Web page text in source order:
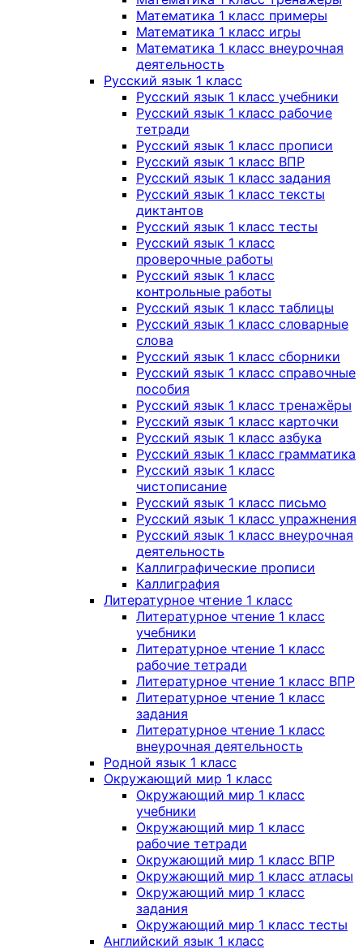
Математика 1 класс примеры
Математика 1 класс игры
Математика 1 класс внеурочная
деятельность
Русский язык 1 класс
Русский язык 1 класс учебники
Русский язык 1 класс рабочие
тетради
Русский язык 1 класс прописи
Русский язык 1 класс ВПР
Русский язык 1 класс задания
Русский язык 1 класс тексты
диктантов
Русский язык 1 класс тесты
Русский язык 1 класс
проверочные работы
Русский язык 1 класс
контрольные работы
Русский язык 1 класс таблицы
Русский язык 1 класс словарные
слова
Русский язык 1 класс сборники
Русский язык 1 класс справочные
пособия
Русский язык 1 класс тренажёры
Русский язык 1 класс карточки
Русский язык 1 класс азбука
Русский язык 1 класс грамматика
Русский язык 1 класс
чистописание
Русский язык 1 класс письмо
Русский язык 1 класс упражнения
Русский язык 1 класс внеурочная
деятельность
Каллиграфические прописи
Каллиграфия
Литературное чтение 1 класс
Литературное чтение 1 класс
учебники
Литературное чтение 1 класс
рабочие тетради
Литературное чтение 1 класс ВПР
Литературное чтение 1 класс
задания
Литературное чтение 1 класс
внеурочная деятельность
Родной язык 1 класс
Окружающий мир 1 класс
Окружающий мир 1 класс
учебники
Окружающий мир 1 класс
рабочие тетради
Окружающий мир 1 класс ВПР
Окружающий мир 1 класс атласы
Окружающий мир 1 класс
задания
Окружающий мир 1 класс тесты
Английский язык 1 класс